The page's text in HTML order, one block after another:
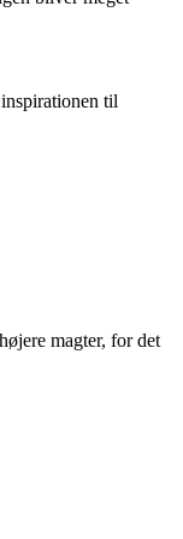
til
magter, for det